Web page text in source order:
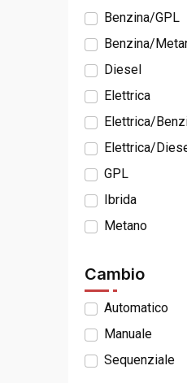
Benzina/GPL
Benzina/
Diesel
Elettrica
Elettrica/
Elettrica/
GPL
Ibrida
Metano
Cambio
Automatico
Manuale
Sequenziale